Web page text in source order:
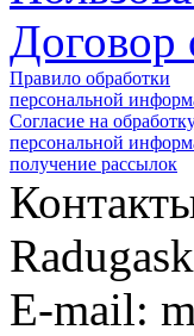
Договор
Правило обработки
персональной
Согласие на
персональной
получение рассылок
E-mail: